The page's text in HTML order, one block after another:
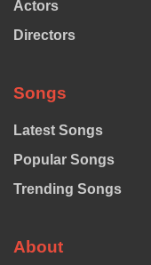
Actors
Directors
Songs
Latest Songs
Popular Songs
Trending Songs
About